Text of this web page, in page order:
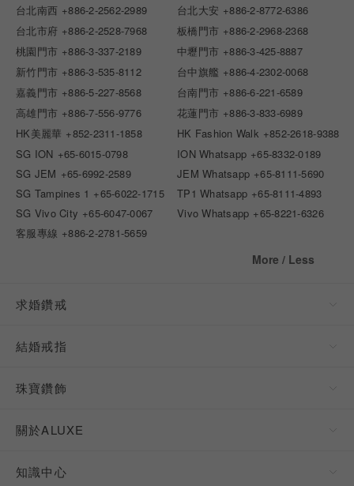
台北南西 +886-2-2562-2989 台北大安 +886-2-8772-6386
台北市府 +886-2-2528-7968 板橋門市 +886-2-2968-2368
桃園門市 +886-3-337-2189 中壢門市 +886-3-425-8887
新竹門市 +886-3-535-8112 台中旗艦 +886-4-2302-0068
嘉義門市 +886-5-227-8568 台南門市 +886-6-221-6589
高雄門市 +886-7-556-9776 花蓮門市 +886-3-833-6989
HK美麗華 +852-2311-1858 HK Fashion Walk +852-2618-9388
SG ION +65-6015-0798 ION Whatsapp +65-8332-0189
SG JEM +65-6992-2589 JEM Whatsapp +65-8111-5690
SG Tampines 1 +65-6022-1715 TP1 Whatsapp +65-8111-4893
SG Vivo City +65-6047-0067 Vivo Whatsapp +65-8221-6326
客服專線 +886-2-2781-5659
More / Less
求婚鑽戒
結婚戒指
珠寶鑽飾
關於ALUXE
知識中心